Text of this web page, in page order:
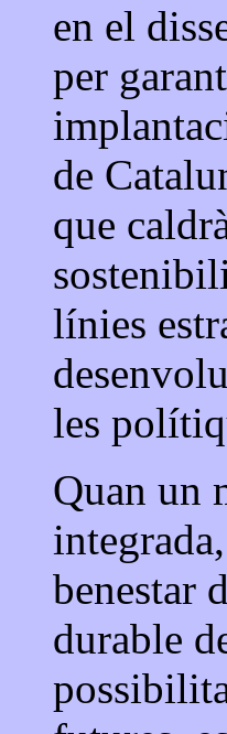
en el
per
de
que
línies
les
Quan un
benestar
durable